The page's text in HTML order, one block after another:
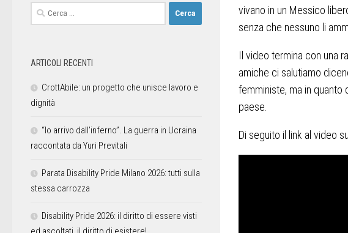
vivano in un Messico
senza che nessuno li
Il video termina con una
amiche ci salutiamo
femministe, ma in quanto
paese.
Di seguito il link al video
ARTICOLI RECENTI
CrottAbile: un progetto che unisce lavoro e
dignità
“Io arrivo dall’inferno”. La guerra in Ucraina
raccontata da Yuri Previtali
Parata Disability Pride Milano 2026: tutti sulla
stessa carrozza
Disability Pride 2026: il diritto di essere visti